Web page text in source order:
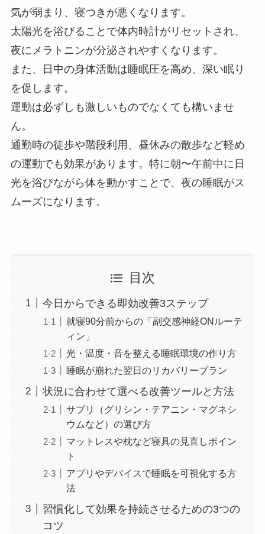
気が弱まり、寝つきが悪くなります。
太陽光を浴びることで体内時計がリセットされ、
夜にメラトニンが分泌されやすくなります。
また、日中の身体活動は睡眠圧を高め、深い眠り
を促します。
運動は必ずしも激しいものでなくても構いませ
ん。
通勤時の徒歩や階段利用、昼休みの散歩など軽め
の運動でも効果があります。特に朝〜午前中に日
光を浴びながら体を動かすことで、夜の睡眠がス
ムーズになります。
目次
今日からできる即効改善3ステップ
就寝90分前からの「副交感神経ONルーテ
ィン」
光・温度・音を整える睡眠環境の作り方
睡眠が崩れた翌日のリカバリープラン
状況に合わせて選べる改善ツールと方法
サプリ（グリシン・テアニン・マグネシ
ウムなど）の選び方
マットレスや枕など寝具の見直しポイン
ト
アプリやデバイスで睡眠を可視化する方
法
習慣化して効果を持続させるための3つの
コツ